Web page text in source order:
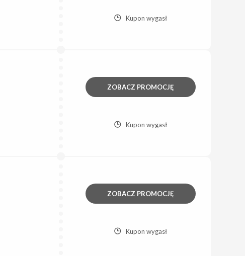
Kupon wygasł
ZOBACZ PROMOCJĘ
Kupon wygasł
ZOBACZ PROMOCJĘ
Kupon wygasł